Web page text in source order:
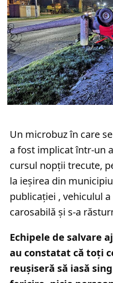
Un microbuz în care
a fost implicat într-un
cursul nopții trecute,
la ieșirea din
publicației , vehiculul
carosabilă și s-a
Echipele de salvare
au constatat că toți
reușiseră să iasă